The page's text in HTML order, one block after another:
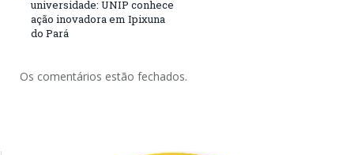
universidade: UNIP conhece
ação inovadora em Ipixuna
do Pará
Os comentários estão fechados.